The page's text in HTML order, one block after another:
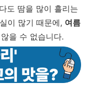
도 땀을 많이 흘리는
이 많기 때문에, 여름
을 수 없습니다.